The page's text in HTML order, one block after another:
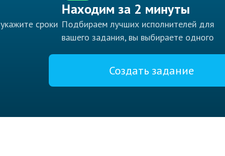
сроки
Находим за 2 минуты
Подбираем лучших исполнителей для
вашего задания, вы выбираете одного
Создать задание